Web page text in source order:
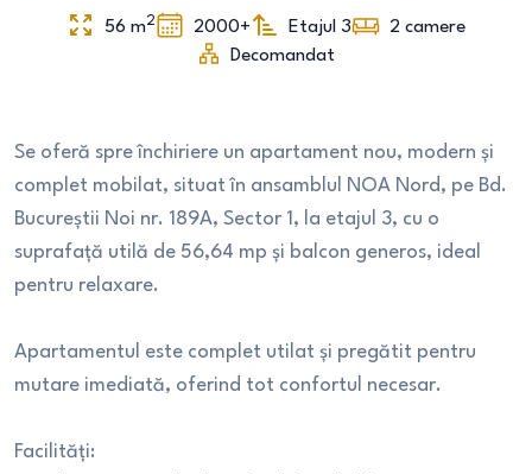
56 m2 2000+ Etajul 3 2 camere
Decomandat
Se oferă spre închiriere un apartament nou, modern și
complet mobilat, situat în ansamblul NOA Nord, pe Bd.
Bucureștii Noi nr. 189A, Sector 1, la etajul 3, cu o
suprafață utilă de 56,64 mp și balcon generos, ideal
pentru relaxare.
Apartamentul este complet utilat și pregătit pentru
mutare imediată, oferind tot confortul necesar.
Facilități: